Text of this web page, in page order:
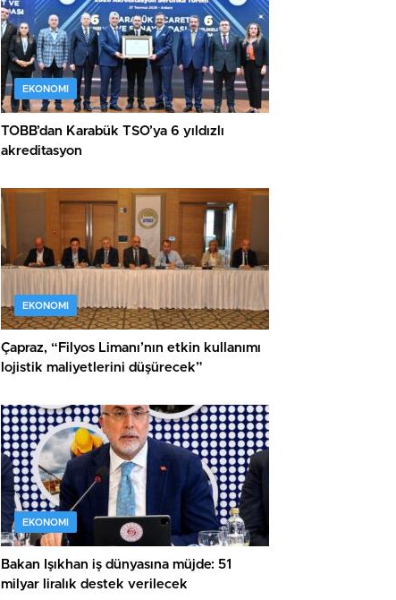
EKONOMI
TOBB’dan Karabük TSO’ya 6 yıldızlı
akreditasyon
EKONOMI
Çapraz, “Filyos Limanı’nın etkin kullanımı
lojistik maliyetlerini düşürecek”
EKONOMI
Bakan Işıkhan iş dünyasına müjde: 51
milyar liralık destek verilecek